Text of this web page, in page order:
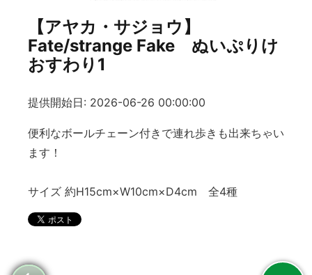
【アヤカ・サジョウ】
Fate/strange Fake ぬいぷりけ
おすわり1
提供開始日: 2026-06-26 00:00:00
便利なボールチェーン付きで連れ歩きも出来ちゃい
ます！
サイズ 約H15cm×W10cm×D4cm 全4種